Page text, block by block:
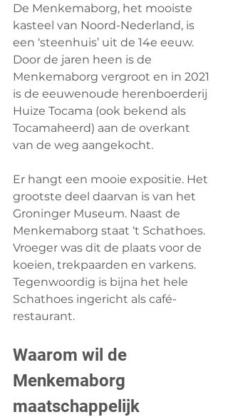
De Menkemaborg, het mooiste
kasteel van Noord-Nederland, is
een ‘steenhuis’ uit de 14e eeuw.
Door de jaren heen is de
Menkemaborg vergroot en in 2021
is de eeuwenoude herenboerderij
Huize Tocama (ook bekend als
Tocamaheerd) aan de overkant
van de weg aangekocht.
Er hangt een mooie expositie. Het
grootste deel daarvan is van het
Groninger Museum. Naast de
Menkemaborg staat ‘t Schathoes.
Vroeger was dit de plaats voor de
koeien, trekpaarden en varkens.
Tegenwoordig is bijna het hele
Schathoes ingericht als café-
restaurant.
Waarom wil de
Menkemaborg
maatschappelijk